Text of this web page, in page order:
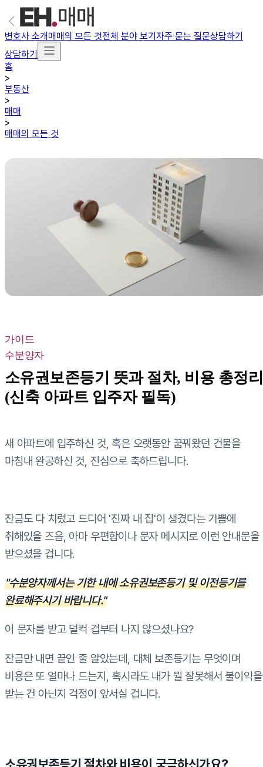
변호사 소개매매의 모든 것전체 분야 보기자주 묻는 질문상담하기
상담하기
홈
>
부동산
>
매매
>
매매의 모든 것
가이드
수분양자
소유권보존등기 뜻과 절차, 비용 총정리
(신축 아파트 입주자 필독)
새 아파트에 입주하신 것, 혹은 오랫동안 꿈꿔왔던 건물을
마침내 완공하신 것, 진심으로 축하드립니다.
잔금도 다 치렀고 드디어 '진짜 내 집'이 생겼다는 기쁨에
취해있을 즈음, 아마 우편함이나 문자 메시지로 이런 안내문을
받으셨을 겁니다.
"수분양자께서는 기한 내에 소유권보존등기 및 이전등기를
완료해주시기 바랍니다."
이 문자를 받고 덜컥 겁부터 나지 않으셨나요?
잔금만 내면 끝인 줄 알았는데, 대체 보존등기는 무엇이며
비용은 또 얼마나 드는지, 혹시라도 내가 뭘 잘못해서 불이익을
받는 건 아닌지 걱정이 앞서실 겁니다.